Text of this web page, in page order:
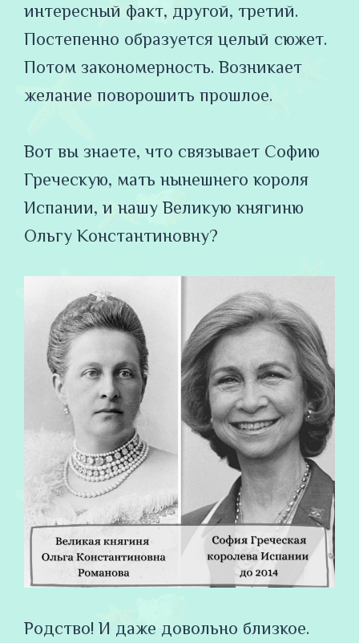
интересный факт, другой, третий.
Постепенно образуется целый сюжет.
Потом закономерность. Возникает
желание поворошить прошлое.
Вот вы знаете, что связывает Софию
Греческую, мать нынешнего короля
Испании, и нашу Великую княгиню
Ольгу Константиновну?
Родство! И даже довольно близкое.